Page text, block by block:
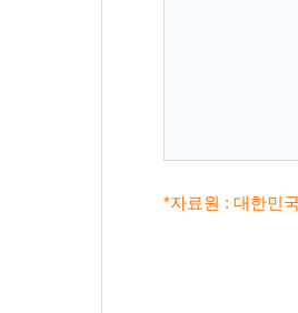
*자료원 : 대한민